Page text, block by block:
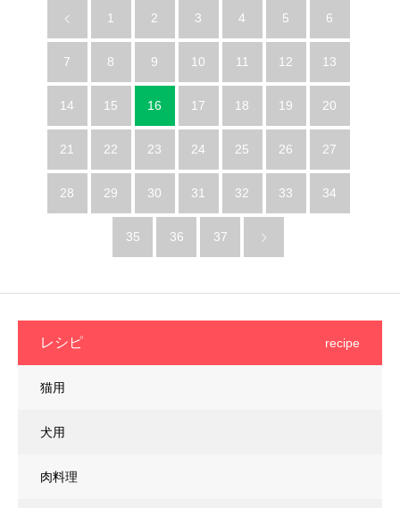
1 2 3 4 5 6
7 8 9 10 11 12 13
14 15 16 17 18 19 20
21 22 23 24 25 26 27
28 29 30 31 32 33 34
35 36 37
レシピ recipe
猫用
犬用
肉料理